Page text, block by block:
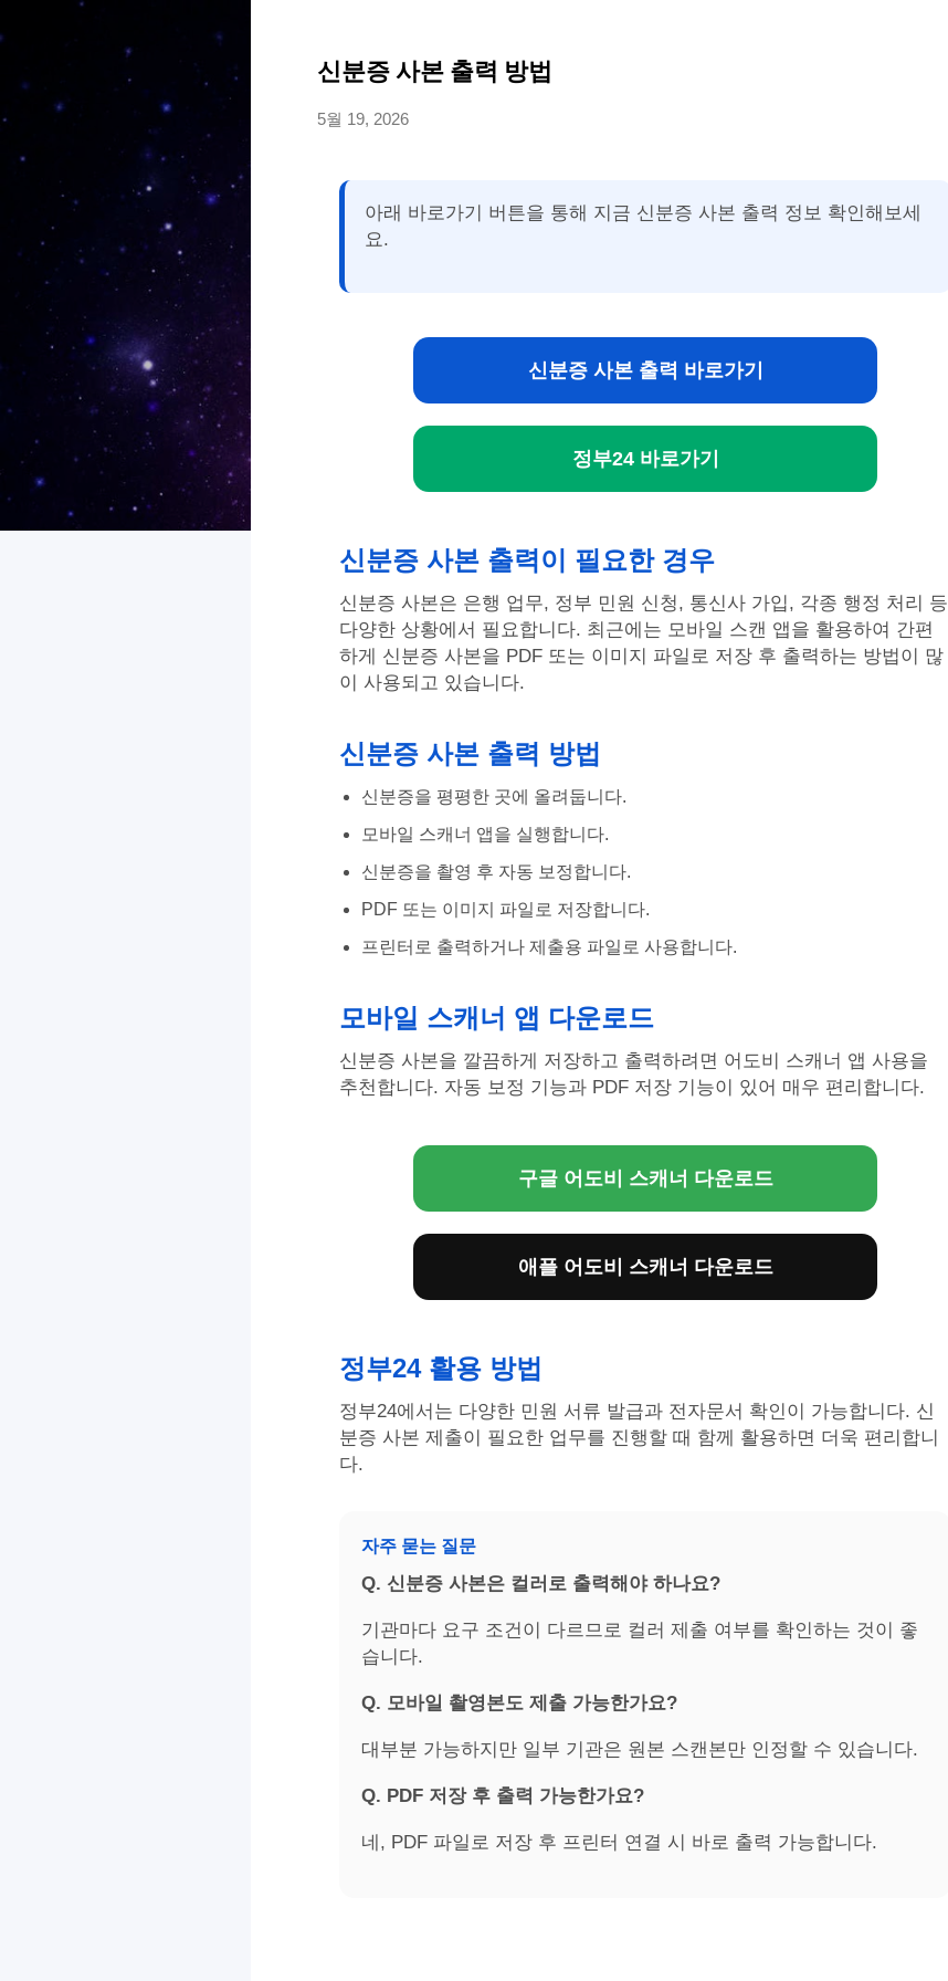
신분증 사본 출력 방법
5월 19, 2026
아래 바로가기 버튼을 통해 지금 신분증 사본 출력 정보 확인해보세
요.
신분증 사본 출력 바로가기
정부24 바로가기
신분증 사본 출력이 필요한 경우
신분증 사본은 은행 업무, 정부 민원 신청, 통신사 가입, 각종 행정 처리 등
다양한 상황에서 필요합니다. 최근에는 모바일 스캔 앱을 활용하여 간편
하게 신분증 사본을 PDF 또는 이미지 파일로 저장 후 출력하는 방법이 많
이 사용되고 있습니다.
신분증 사본 출력 방법
신분증을 평평한 곳에 올려둡니다.
모바일 스캐너 앱을 실행합니다.
신분증을 촬영 후 자동 보정합니다.
PDF 또는 이미지 파일로 저장합니다.
프린터로 출력하거나 제출용 파일로 사용합니다.
모바일 스캐너 앱 다운로드
신분증 사본을 깔끔하게 저장하고 출력하려면 어도비 스캐너 앱 사용을
추천합니다. 자동 보정 기능과 PDF 저장 기능이 있어 매우 편리합니다.
구글 어도비 스캐너 다운로드
애플 어도비 스캐너 다운로드
정부24 활용 방법
정부24에서는 다양한 민원 서류 발급과 전자문서 확인이 가능합니다. 신
분증 사본 제출이 필요한 업무를 진행할 때 함께 활용하면 더욱 편리합니
다.
자주 묻는 질문
Q. 신분증 사본은 컬러로 출력해야 하나요?
기관마다 요구 조건이 다르므로 컬러 제출 여부를 확인하는 것이 좋
습니다.
Q. 모바일 촬영본도 제출 가능한가요?
대부분 가능하지만 일부 기관은 원본 스캔본만 인정할 수 있습니다.
Q. PDF 저장 후 출력 가능한가요?
네, PDF 파일로 저장 후 프린터 연결 시 바로 출력 가능합니다.